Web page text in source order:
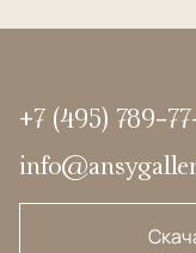
+7 (495) 789-